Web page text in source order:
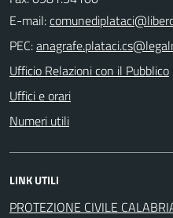
E-mail:
PEC:
Ufficio Relazioni con il Pubblico
Uffici e orari
Numeri utili
LINK UTILI
PROTEZIONE CIVILE